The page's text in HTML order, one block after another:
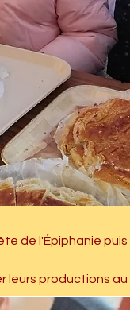
de l'Épiphanie
productions